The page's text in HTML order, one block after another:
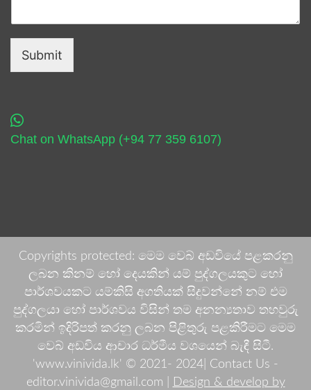
Submit
Chat on WhatsApp (+94 77 359 6107)
Copyrights protected: මෙම වෙබ් අඩවියේ පළකරනු
ලබන කිනම් හෝ දෙයකින් යම් පුද්ගලයකුට හෝ
පාර්ශවයකට යම්කිසි අගතියක් සිදුවන්නේ නම් එම
පුද්ගලයා හෝ පාර්ශවය විසින් තම අනන්‍යතාව තහවුරු
කරමින් ඉදිරිපත් කරනු ලබන පිළිතුරු පළකිරීමට මෙම
වෙබ් අඩවිය ආචාර ධර්මීය වශයෙන් බැඳී සිටී.
'www.vinivida.lk' © 2021- 2024| Contact Us -
editor.vinivida@gmail.com |
Design & develop by